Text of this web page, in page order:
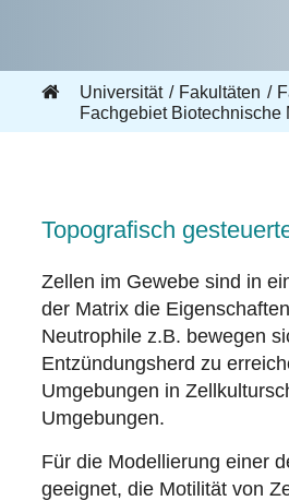
Universität Fakultäten
Fachgebiet Biotechnische
Topografisch
Zellen im Gewebe sind in
der Matrix die
Neutrophile z.B. bewegen
Entzündungsherd zu
Umgebungen in
Umgebungen.
Für die Modellierung einer
geeignet, die Motilität von